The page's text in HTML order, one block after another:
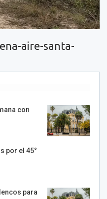
aire-santa-
con
por el 45°
para